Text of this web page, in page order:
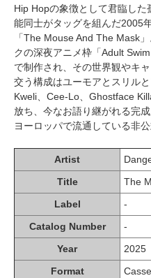
Hip Hopの象徴として君臨し
能同士がタッグを組んだ2005
「The Mouse And The Mask
クの深夜アニメ枠「Adult
で制作され、その世界観やキ
交う構成はユーモアとスリル
Kweli、Cee-Lo、Ghostface
放ち、今なお語り継がれる完
ヨーロッパで流通している非公
Artist
Title
The
Label
-
Catalog Number
-
Year
2025
Format